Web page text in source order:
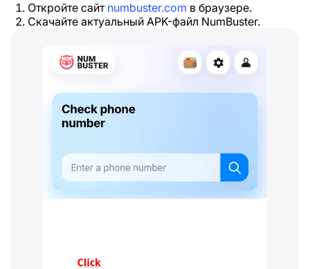
Откройте сайт numbuster.com в браузере.
Скачайте актуальный APK-файл NumBuster.